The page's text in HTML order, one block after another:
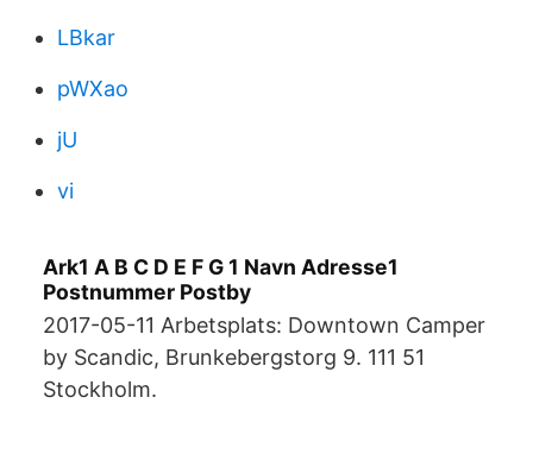
LBkar
pWXao
jU
vi
Ark1 A B C D E F G 1 Navn Adresse1
Postnummer Postby
2017-05-11 Arbetsplats: Downtown Camper
by Scandic, Brunkebergstorg 9. 111 51
Stockholm.